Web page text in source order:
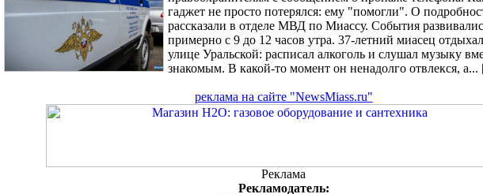
гаджет не просто потерялся: ему "помогли". О
рассказали в отделе МВД по Миассу. События
примерно с 9 до 12 часов утра. 37-летний миасец
улице Уральской: расписал алкоголь и слушал музыку
знакомым. В какой-то момент он ненадолго отвлекся, а...
реклама на сайте "NewsMiass.ru"
Реклама
Рекламодатель: